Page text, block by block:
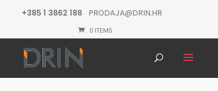
+385 1 3862 188 PRODAJA@DRIN.HR
0 ITEMS